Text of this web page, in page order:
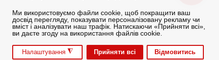
Ми використовуємо файли cookie, щоб покращити ваш
досвід перегляду, показувати персоналізовану рекламу чи
вміст і аналізувати наш трафік. Натискаючи «Прийняти всі»,
ви даєте згоду на використання файлів cookie.
Налаштування ◮ Прийняти всі Відмовитись